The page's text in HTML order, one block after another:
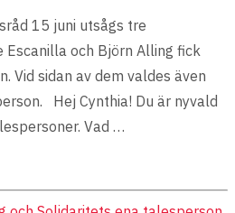
15 juni utsågs tre
och Björn Alling fick
Vid sidan av dem valdes även
Hej Cynthia! Du är nyvald
Vad …